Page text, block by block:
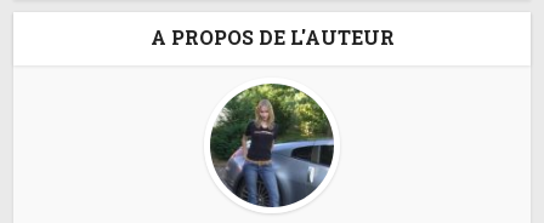
A PROPOS DE L'AUTEUR